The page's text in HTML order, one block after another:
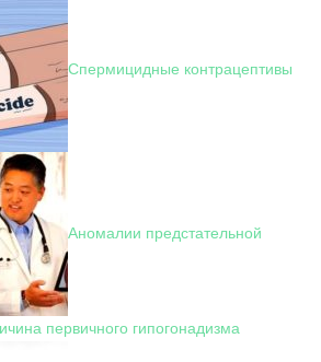
Спермицидные контрацептивы
Аномалии предстательной
первичного гипогонадизма